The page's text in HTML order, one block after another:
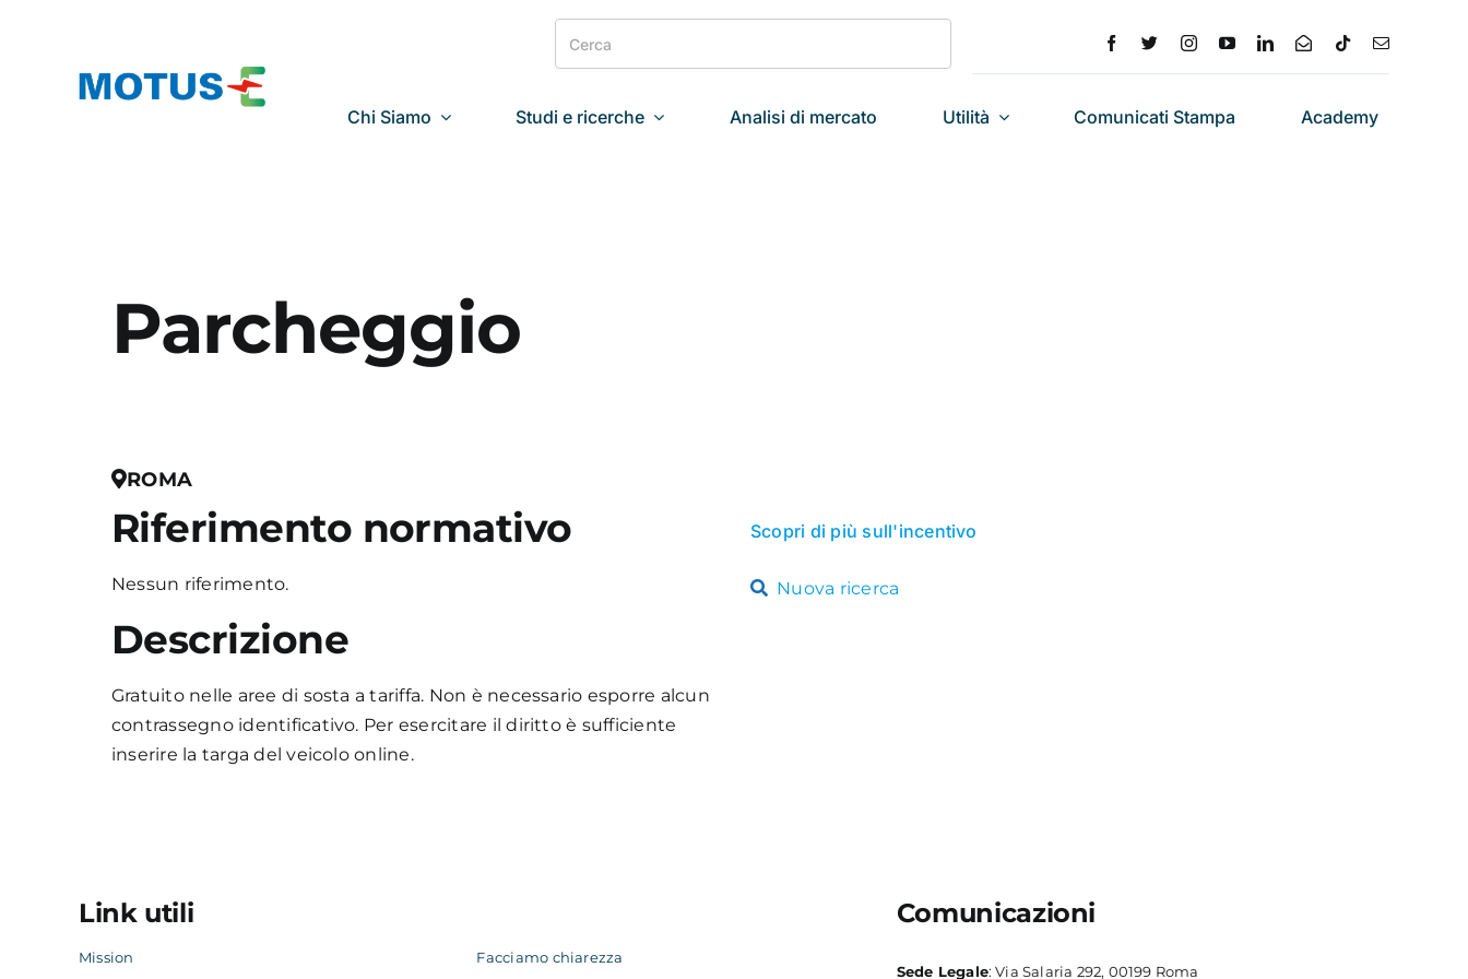
contenuto
Search
for:
Chi Siamo Studi e ricerche Analisi di mercato Utilità Comunicati Stampa Academy
Parcheggio
ROMA
Riferimento normativo
Nessun riferimento.
Descrizione
Gratuito nelle aree di sosta a tariffa. Non è necessario esporre alcun
contrassegno identificativo. Per esercitare il diritto è sufficiente
inserire la targa del veicolo online.
Scopri di più sull'incentivo
Nuova ricerca
Link utili
Mission Facciamo chiarezza
Comunicazioni
Sede Legale: Via Salaria 292, 00199 Roma